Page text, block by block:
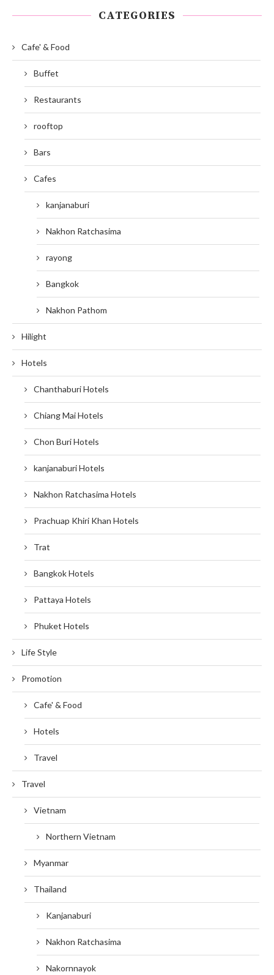
CATEGORIES
Cafe' & Food
Buffet
Restaurants
rooftop
Bars
Cafes
kanjanaburi
Nakhon Ratchasima
rayong
Bangkok
Nakhon Pathom
Hilight
Hotels
Chanthaburi Hotels
Chiang Mai Hotels
Chon Buri Hotels
kanjanaburi Hotels
Nakhon Ratchasima Hotels
Prachuap Khiri Khan Hotels
Trat
Bangkok Hotels
Pattaya Hotels
Phuket Hotels
Life Style
Promotion
Cafe' & Food
Hotels
Travel
Travel
Vietnam
Northern Vietnam
Myanmar
Thailand
Kanjanaburi
Nakhon Ratchasima
Nakornnayok